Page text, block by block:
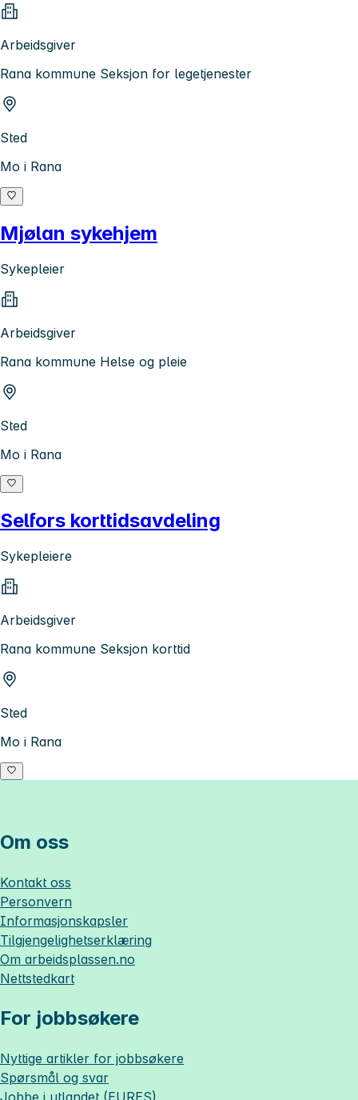
Arbeidsgiver
Rana kommune Seksjon for legetjenester
Sted
Mo i Rana
Mjølan sykehjem
Sykepleier
Arbeidsgiver
Rana kommune Helse og pleie
Sted
Mo i Rana
Selfors korttidsavdeling
Sykepleiere
Arbeidsgiver
Rana kommune Seksjon korttid
Sted
Mo i Rana
Om oss
Kontakt oss
Personvern
Informasjonskapsler
Tilgjengelighetserklæring
Om arbeidsplassen.no
Nettstedkart
For jobbsøkere
Nyttige artikler for jobbsøkere
Spørsmål og svar
Jobbe i utlandet (EURES)